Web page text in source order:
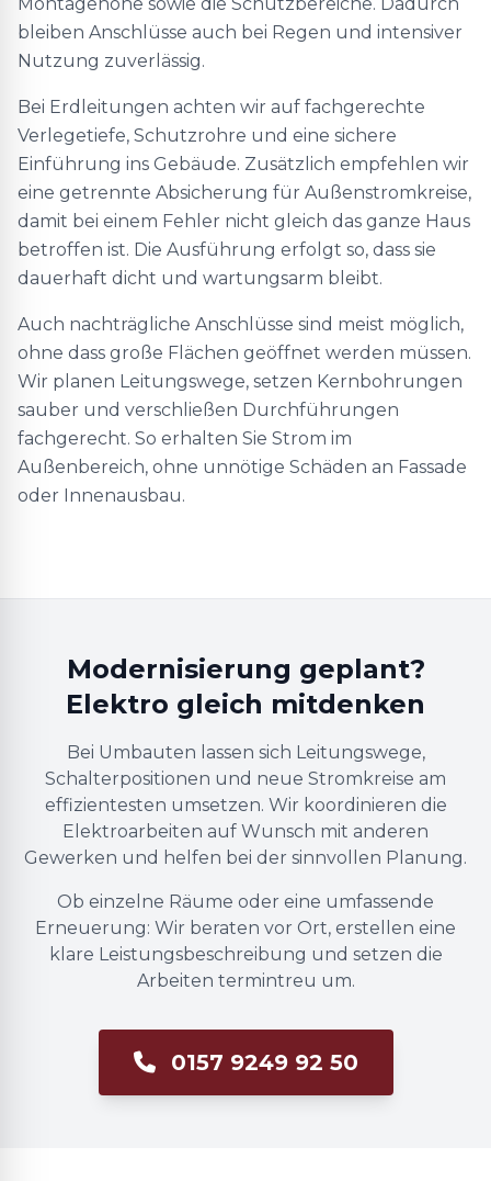
bleiben Anschlüsse auch bei Regen und intensiver
Nutzung zuverlässig.
Bei Erdleitungen achten wir auf fachgerechte
Verlegetiefe, Schutzrohre und eine sichere
Einführung ins Gebäude. Zusätzlich empfehlen wir
eine getrennte Absicherung für Außenstromkreise,
damit bei einem Fehler nicht gleich das ganze Haus
betroffen ist. Die Ausführung erfolgt so, dass sie
dauerhaft dicht und wartungsarm bleibt.
Auch nachträgliche Anschlüsse sind meist möglich,
ohne dass große Flächen geöffnet werden müssen.
Wir planen Leitungswege, setzen Kernbohrungen
sauber und verschließen Durchführungen
fachgerecht. So erhalten Sie Strom im
Außenbereich, ohne unnötige Schäden an Fassade
oder Innenausbau.
Modernisierung geplant?
Elektro gleich mitdenken
Bei Umbauten lassen sich Leitungswege,
Schalterpositionen und neue Stromkreise am
effizientesten umsetzen. Wir koordinieren die
Elektroarbeiten auf Wunsch mit anderen
Gewerken und helfen bei der sinnvollen Planung.
Ob einzelne Räume oder eine umfassende
Erneuerung: Wir beraten vor Ort, erstellen eine
klare Leistungsbeschreibung und setzen die
Arbeiten termintreu um.
0157 9249 92 50